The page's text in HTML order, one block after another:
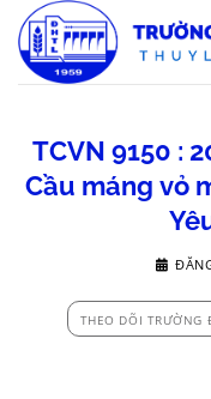
qua
nội
TCVN 9150 :
Cầu máng vỏ
THEO DÕI TRƯỜNG